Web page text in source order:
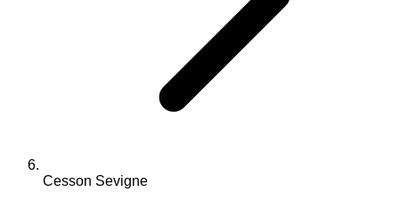
Cesson Sevigne